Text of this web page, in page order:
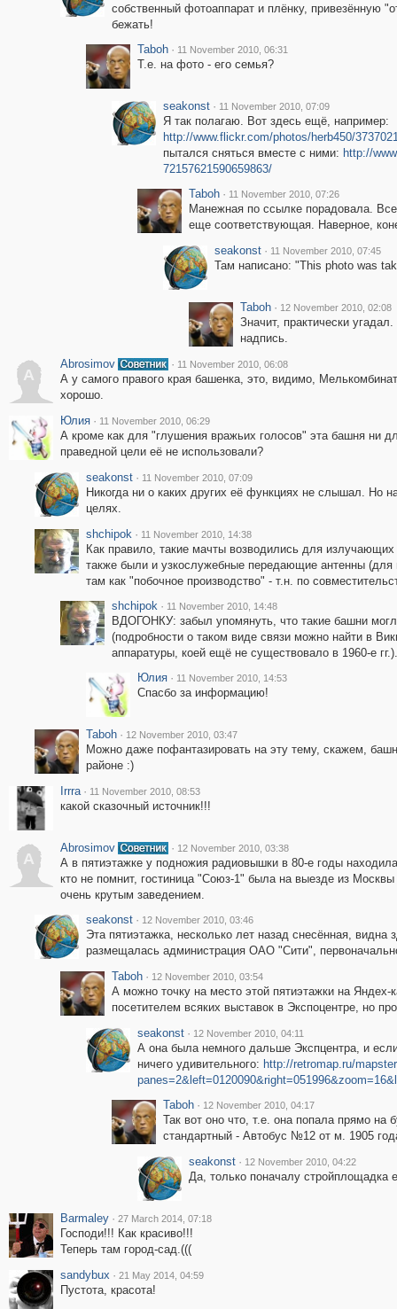
собственный фотоаппарат и плёнку, привезённую
бежать!
Taboh · 11 November 2010, 06:31
Т.е. на фото - его семья?
seakonst · 11 November 2010, 07:09
Я так полагаю. Вот здесь ещё, например:
http://www.flickr.com/photos/herb450/
пытался сняться вместе с ними: http://
72157621590659863/
Taboh · 11 November 2010, 07:26
Манежная по ссылке порадовала.
еще соответствующая. Наверное,
seakonst · 11 November 2010, 07:45
Там написано: "This photo was
Taboh · 12 November 2010, 02:08
Значит, практически
надпись.
A
Abrosimov · 11 November 2010, 06:08
А у самого правого края башенка, это, видимо,
хорошо.
Юлия · 11 November 2010, 06:29
А кроме как для "глушения вражьих голосов" эта башня ни
праведной цели её не использовали?
seakonst · 11 November 2010, 07:09
Никогда ни о каких других её функциях не слышал. Но
целях.
shchipok · 11 November 2010, 14:38
Как правило, такие мачты возводились для
также были и узкослужебные передающие антенны
там как "побочное производство" - т.н. по
shchipok · 11 November 2010, 14:48
ВДОГОНКУ: забыл упомянуть, что такие башни
(подробности о таком виде связи можно найти в
аппаратуры, коей ещё не существовало в 1960-е гг.).
Юлия · 11 November 2010, 14:53
Спасбо за информацию!
Taboh · 12 November 2010, 03:47
Можно даже пофантазировать на эту тему, скажем,
районе :)
Irrra · 11 November 2010, 08:53
какой сказочный источник!!!
A
Abrosimov · 12 November 2010, 03:38
А в пятиэтажке у подножия радиовышки в 80-е годы
кто не помнит, гостиница "Союз-1" была на выезде из
очень крутым заведением.
seakonst · 12 November 2010, 03:46
Эта пятиэтажка, несколько лет назад снесённая, видна
размещалась администрация ОАО "Сити",
Taboh · 12 November 2010, 03:54
А можно точку на место этой пятиэтажки на
посетителем всяких выставок в Экспоцентре, но
seakonst · 12 November 2010, 04:11
А она была немного дальше Экспцентра, и
ничего удивительного: http://retromap.ru/
Taboh · 12 November 2010, 04:17
Так вот оно что, т.е. она попала прямо
стандартный - Автобус №12 от м. 1905
seakonst · 12 November 2010, 04:22
Да, только поначалу стройплощадка
Barmaley · 27 March 2014, 07:18
Господи!!! Как красиво!!!
Теперь там город-сад.(((
sandybux · 21 May 2014, 04:59
Пустота, красота!